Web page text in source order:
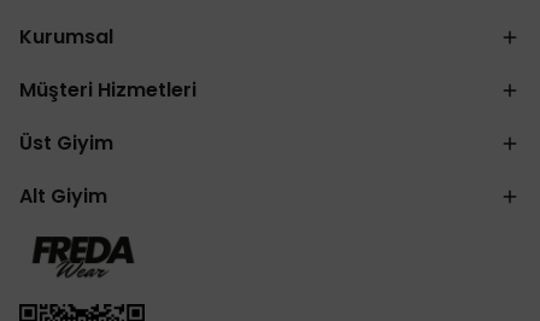
Kurumsal
Müşteri Hizmetleri
Üst Giyim
Alt Giyim